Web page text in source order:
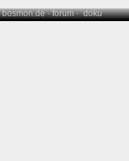
bosmon.de·forum·doku